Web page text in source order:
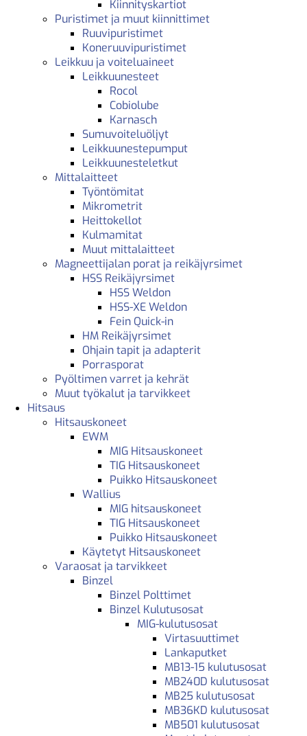
Kiinnityskartiot
Puristimet ja muut kiinnittimet
Ruuvipuristimet
Koneruuvipuristimet
Leikkuu ja voiteluaineet
Leikkuunesteet
Rocol
Cobiolube
Karnasch
Sumuvoiteluöljyt
Leikkuunestepumput
Leikkuunesteletkut
Mittalaitteet
Työntömitat
Mikrometrit
Heittokellot
Kulmamitat
Muut mittalaitteet
Magneettijalan porat ja reikäjyrsimet
HSS Reikäjyrsimet
HSS Weldon
HSS-XE Weldon
Fein Quick-in
HM Reikäjyrsimet
Ohjain tapit ja adapterit
Porrasporat
Pyöltimen varret ja kehrät
Muut työkalut ja tarvikkeet
Hitsaus
Hitsauskoneet
EWM
MIG Hitsauskoneet
TIG Hitsauskoneet
Puikko Hitsauskoneet
Wallius
MIG hitsauskoneet
TIG Hitsauskoneet
Puikko Hitsauskoneet
Käytetyt Hitsauskoneet
Varaosat ja tarvikkeet
Binzel
Binzel Polttimet
Binzel Kulutusosat
MIG-kulutusosat
Virtasuuttimet
Lankaputket
MB13-15 kulutusosat
MB240D kulutusosat
MB25 kulutusosat
MB36KD kulutusosat
MB501 kulutusosat